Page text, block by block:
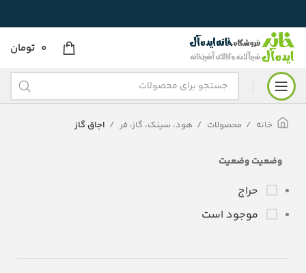
0 تومان
خانه محصولات هود، سینک، گاز، فر اجاق گاز
وضعیت وضعیت
حراج
موجود است